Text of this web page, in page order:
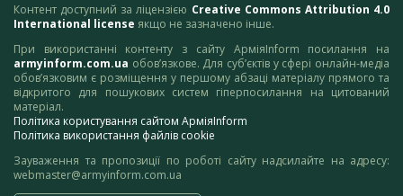
Контент доступний за ліцензією Creative Commons Attribution 4.0
International license якщо не зазначено інше.
При використанні контенту з сайту АрміяInform посилання на
armyinform.com.ua обов’язкове. Для суб’єктів у сфері онлайн-медіа
обов’язковим є розміщення у першому абзаці матеріалу прямого та
відкритого для пошукових систем гіперпосилання на цитований
матеріал.
Політика користування сайтом АрміяInform
Політика використання файлів cookie
Зауваження та пропозиції по роботі сайту надсилайте на адресу:
webmaster@armyinform.com.ua